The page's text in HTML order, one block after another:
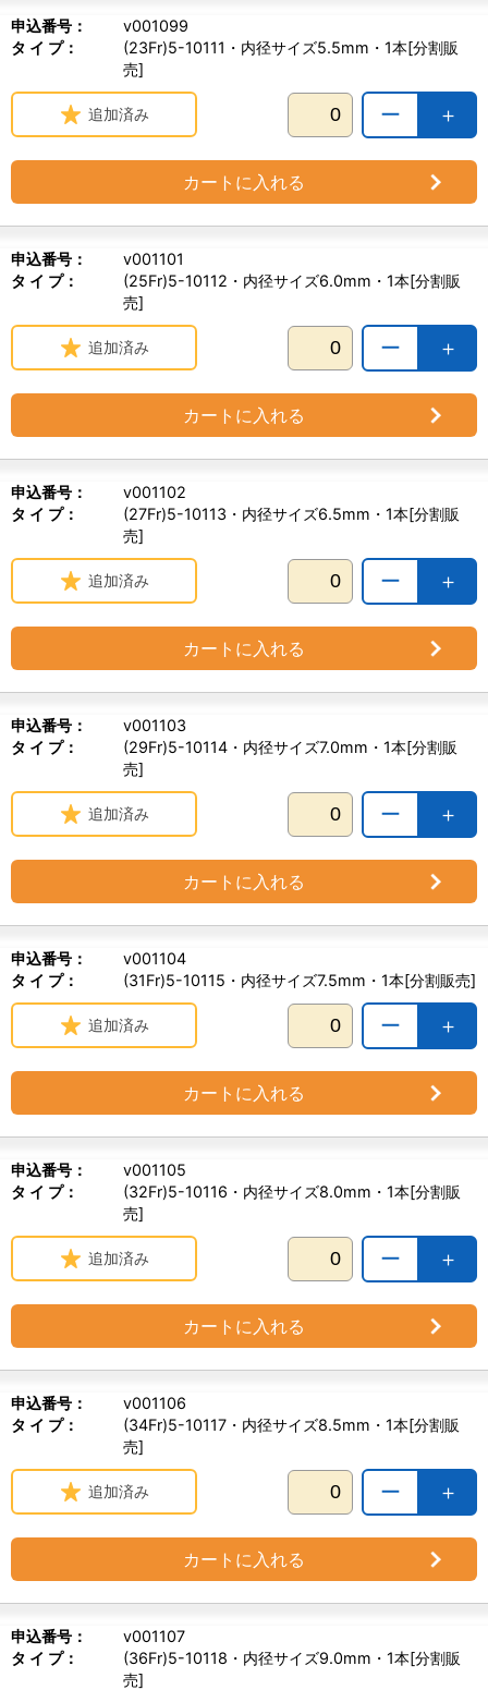
申込番号：
v001099
タ イ プ：
(23Fr)5-10111・内径サイズ5.5mm・1本[分割販
売]
＋
ー
追加済み
カートに入れる
申込番号：
v001101
タ イ プ：
(25Fr)5-10112・内径サイズ6.0mm・1本[分割販
売]
＋
ー
追加済み
カートに入れる
申込番号：
v001102
タ イ プ：
(27Fr)5-10113・内径サイズ6.5mm・1本[分割販
売]
＋
ー
追加済み
カートに入れる
申込番号：
v001103
タ イ プ：
(29Fr)5-10114・内径サイズ7.0mm・1本[分割販
売]
＋
ー
追加済み
カートに入れる
申込番号：
v001104
タ イ プ：
(31Fr)5-10115・内径サイズ7.5mm・1本[分割販売]
＋
ー
追加済み
カートに入れる
申込番号：
v001105
タ イ プ：
(32Fr)5-10116・内径サイズ8.0mm・1本[分割販
売]
＋
ー
追加済み
カートに入れる
申込番号：
v001106
タ イ プ：
(34Fr)5-10117・内径サイズ8.5mm・1本[分割販
売]
＋
ー
追加済み
カートに入れる
申込番号：
v001107
タ イ プ：
(36Fr)5-10118・内径サイズ9.0mm・1本[分割販
売]